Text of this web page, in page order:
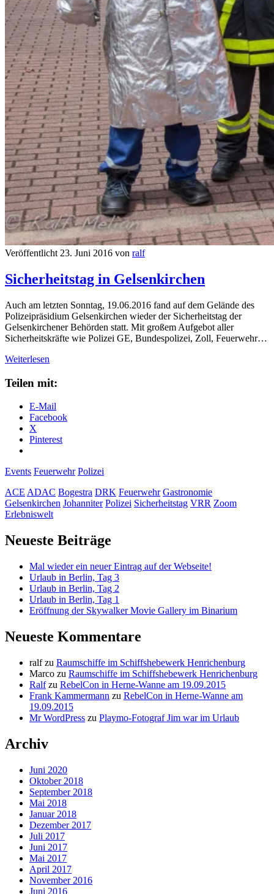
Veröffentlicht 23. Juni 2016 von ralf
Sicherheitstag in Gelsenkirchen
Auch am letzten Sonntag, 19.06.2016 fand auf dem Gelände des
Polizeipräsidium Gelsenkirchen wieder der Sicherheitstag der
Gelsenkirchener Behörden statt. Mit großem Aufgebot aller
Sicherheitskräfte wie Polizei GE, Bundespolizei, Zoll, Feuerwehr…
Weiterlesen
Gelsenkirchen
Teilen mit:
E-Mail
Facebook
X
Pinterest
Events Feuerwehr Polizei
ACE ADAC Bogestra DRK Feuerwehr Gastronomie
Gelsenkirchen Johanniter Polizei Sicherheitstag VRR Zoom
Erlebniswelt
Primäre
Neueste Beiträge
Mal wieder ein neuer Eintrag auf der Webseite!
Urlaub in Berlin, Tag 3
Urlaub in Berlin, Tag 2
Urlaub in Berlin, Tag 1
Eröffnung der Skywalker Movie Gallery im Binarium
Neueste Kommentare
ralfzu Raumschiffe im Schiffshebewerk Henrichenburg
Marco zu Raumschiffe im Schiffshebewerk Henrichenburg
Ralfzu RebelCon in Herne-Wanne am 19.09.2015
Frank Kammermann zu RebelCon in Herne-Wanne am
19.09.2015
Mr WordPress zu Playmo-Fotograf Jim war im Urlaub
Archiv
Juni 2020
Oktober 2018
September 2018
Mai 2018
Januar 2018
Dezember 2017
Juli 2017
Juni 2017
Mai 2017
April 2017
November 2016
Juni 2016